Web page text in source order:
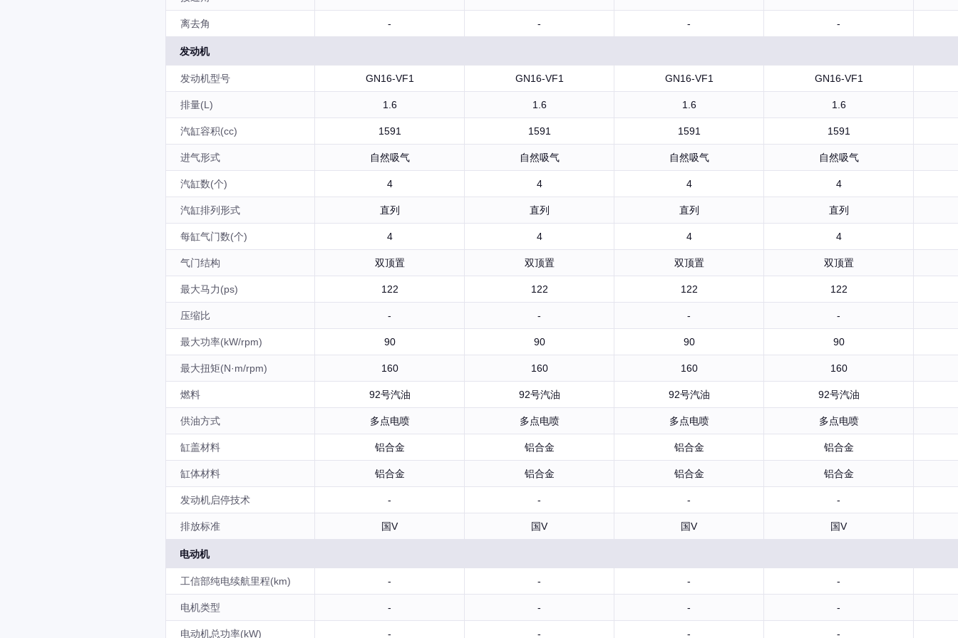
离去角 - - - -
发动机
发动机型号 GN16-VF1 GN16-VF1 GN16-VF1 GN16-VF1
排量(L) 1.6 1.6 1.6 1.6
汽缸容积(cc) 1591 1591 1591 1591
进气形式 自然吸气 自然吸气 自然吸气 自然吸气
汽缸数(个) 4 4 4 4
汽缸排列形式 直列 直列 直列 直列
每缸气门数(个) 4 4 4 4
气门结构 双顶置 双顶置 双顶置 双顶置
最大马力(ps) 122 122 122 122
压缩比 - - - -
最大功率(kW/rpm) 90 90 90 90
最大扭矩(N·m/rpm) 160 160 160 160
燃料 92号汽油 92号汽油 92号汽油 92号汽油
供油方式 多点电喷 多点电喷 多点电喷 多点电喷
缸盖材料 铝合金 铝合金 铝合金 铝合金
缸体材料 铝合金 铝合金 铝合金 铝合金
发动机启停技术 - - - -
排放标准 国V 国V 国V 国V
电动机
工信部纯电续航里程(km) - - - -
电机类型 - - - -
电动机总功率(kW) - - - -